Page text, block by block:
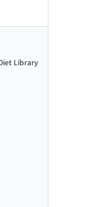
Library